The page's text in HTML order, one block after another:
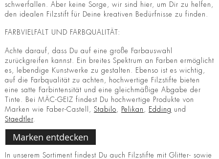
schwerfallen. Aber keine Sorge, wir sind hier, um Dir zu helfen,
den idealen Filzstift für Deine kreativen Bedürfnisse zu finden.
FARBVIELFALT UND FARBQUALITÄT:
Achte darauf, dass Du auf eine große Farbauswahl
zurückgreifen kannst. Ein breites Spektrum an Farben ermöglicht
es, lebendige Kunstwerke zu gestalten. Ebenso ist es wichtig,
auf die Farbqualität zu achten, hochwertige Filzstifte bieten
eine satte Farbintensität und eine gleichmäßige Abgabe der
Tinte. Bei MÄC-GEIZ findest Du hochwertige Produkte von
Marken wie Faber-Castell, Stabilo Pelikan Edding und
Staedtler
Marken entdecken
In unserem Sortiment findest Du auch Filzstifte mit Glitter- sowie